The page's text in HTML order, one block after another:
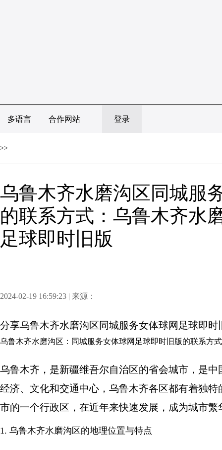
多语言 合作网站 登录
>>
乌鲁木齐水磨沟区同城服
的联系方式：乌鲁木齐水
足球即时旧版
2024-02-19 16:59:23 | 来源：
分享乌鲁木齐水磨沟区同城服务女体球网足球即
乌鲁木齐水磨沟区：同城服务女体球网足球即时旧版的联系方
乌鲁木齐，是新疆维吾尔自治区的省会城市，是
经济、文化和交通中心，乌鲁木齐各区都有着独
市的一个行政区，在近年来快速发展，成为城市繁
1. 乌鲁木齐水磨沟区的地理位置与特点